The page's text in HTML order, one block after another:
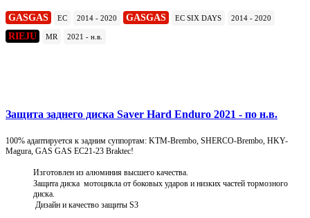
GASGAS EC 2014 - 2020 GASGAS EC SIX DAYS 2014 - 2020
RIEJU MR 2021 - н.в.
Защита заднего диска Saver Hard Enduro 2021 - по н.в.
100% адаптируется к задним суппортам: KTM-Brembo, SHERCO-Brembo, HKY-
Magura, GAS GAS EC21-23 Braktec!
Изготовлен из алюминия высшего качества.
Защита диска мотоцикла от боковых ударов и низких частей тормозного
диска.
Дизайн и качество защиты S3